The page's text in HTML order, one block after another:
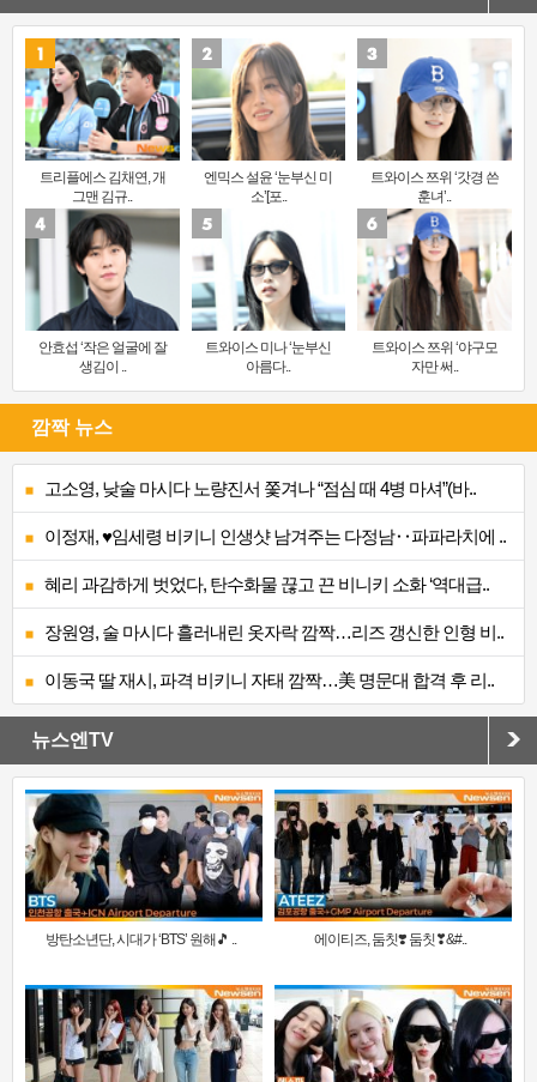
트리플에스 김채연, 개
그맨 김규..
엔믹스 설윤 ‘눈부신 미
소’[포..
트와이스 쯔위 ‘갓경 쓴
훈녀’..
안효섭 ‘작은 얼굴에 잘
생김이 ..
트와이스 미나 ‘눈부신
아름다..
트와이스 쯔위 ‘야구모
자만 써..
깜짝 뉴스
고소영, 낮술 마시다 노량진서 쫓겨나 “점심 때 4병 마셔”(바..
이정재, ♥임세령 비키니 인생샷 남겨주는 다정남‥파파라치에 ..
혜리 과감하게 벗었다, 탄수화물 끊고 끈 비니키 소화 ‘역대급..
장원영, 술 마시다 흘러내린 옷자락 깜짝…리즈 갱신한 인형 비..
이동국 딸 재시, 파격 비키니 자태 깜짝…美 명문대 합격 후 리..
뉴스엔TV
방탄소년단, 시대가 ‘BTS’ 원해🎵 .. 에이티즈, 둠칫❣️ 둠칫❣&#..